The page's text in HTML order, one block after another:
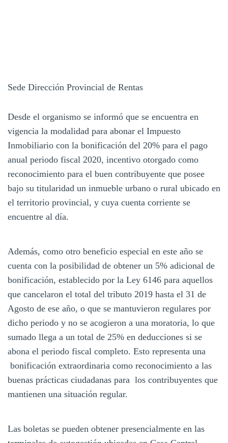
Sede Dirección Provincial de Rentas
Desde el organismo se informó que se encuentra en
vigencia la modalidad para abonar el Impuesto
Inmobiliario con la bonificación del 20% para el pago
anual periodo fiscal 2020, incentivo otorgado como
reconocimiento para el buen contribuyente que posee
bajo su titularidad un inmueble urbano o rural ubicado en
el territorio provincial, y cuya cuenta corriente se
encuentre al día.
Además, como otro beneficio especial en este año se
cuenta con la posibilidad de obtener un 5% adicional de
bonificación, establecido por la Ley 6146 para aquellos
que cancelaron el total del tributo 2019 hasta el 31 de
Agosto de ese año, o que se mantuvieron regulares por
dicho periodo y no se acogieron a una moratoria, lo que
sumado llega a un total de 25% en deducciones si se
abona el periodo fiscal completo. Esto representa una
bonificación extraordinaria como reconocimiento a las
buenas prácticas ciudadanas para los contribuyentes que
mantienen una situación regular.
Las boletas se pueden obtener presencialmente en las